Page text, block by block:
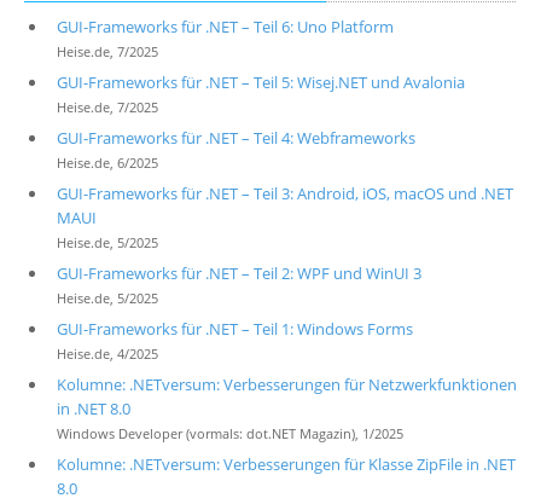
GUI-Frameworks für .NET – Teil 6: Uno Platform
Heise.de, 7/2025
GUI-Frameworks für .NET – Teil 5: Wisej.NET und Avalonia
Heise.de, 7/2025
GUI-Frameworks für .NET – Teil 4: Webframeworks
Heise.de, 6/2025
GUI-Frameworks für .NET – Teil 3: Android, iOS, macOS und .NET
MAUI
Heise.de, 5/2025
GUI-Frameworks für .NET – Teil 2: WPF und WinUI 3
Heise.de, 5/2025
GUI-Frameworks für .NET – Teil 1: Windows Forms
Heise.de, 4/2025
Kolumne: .NETversum: Verbesserungen für Netzwerkfunktionen
in .NET 8.0
Windows Developer (vormals: dot.NET Magazin), 1/2025
Kolumne: .NETversum: Verbesserungen für Klasse ZipFile in .NET
8.0